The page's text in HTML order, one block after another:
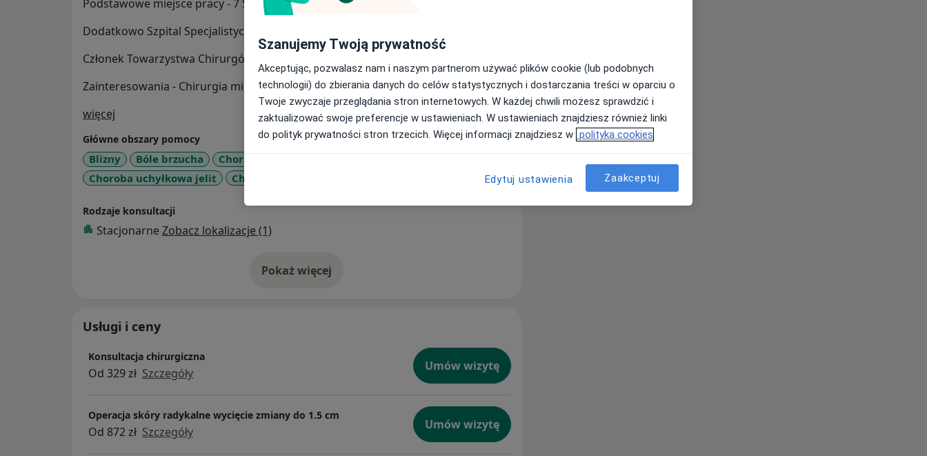
Podstawowe miejsce pracy - 7 Szpital Marynarki Wojennej w Gdańsku.
Dodatkowo Szpital Specjalistyczny w Kościerzynie.
Członek Towarzystwa Chirurgów Polskich.
Zainteresowania - Chirurgia minimalnie inwazyjna. Chirurgia kolorektalna.
więcej
Główne obszary pomocy
Blizny Bóle brzucha
Choroba Leśniowskiego-Crohna
Choroba uchyłkowa jelit
Choroba wrzodowa
Rodzaje konsultacji
Stacjonarne Zobacz lokalizacje (1)
Pokaż więcejo doświadczeniu
Usługi i ceny
Konsultacja chirurgiczna
Od 329 zł Szczegóły Umów wizytę
Operacja skóry radykalne wycięcie zmiany do 1.5 cm
Od 872 zł Szczegóły Umów wizytę
Szanujemy Twoją prywatność
Akceptując, pozwalasz nam i naszym partnerom używać plików cookie (lub podobnych
technologii) do zbierania danych do celów statystycznych i dostarczania treści w oparciu o
Twoje zwyczaje przeglądania stron internetowych. W każdej chwili możesz sprawdzić i
zaktualizować swoje preferencje w ustawieniach. W ustawieniach znajdziesz również linki
do polityk prywatności stron trzecich. Więcej informacji znajdziesz w polityka cookies
Edytuj ustawienia Zaakceptuj